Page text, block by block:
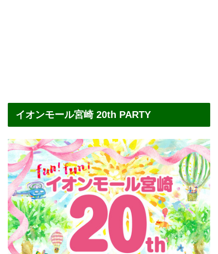
イオンモール宮崎 20th PARTY